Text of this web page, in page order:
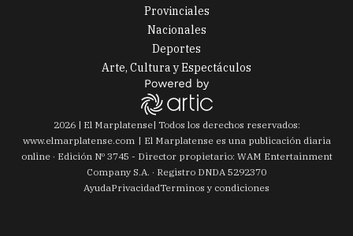
Provinciales
Nacionales
Deportes
Arte, Cultura y Espectáculos
2026| El Marplatense| Todos los derechos reservados:
www.elmarplatense.com
El Marplatense es una publicación diaria
online · Edición Nº 3745 - Director propietario: WAM Entertainment
Company S.A. · Registro DNDA 5292370
AyudaPrivacidadTerminos y condiciones